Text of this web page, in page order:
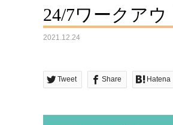
24/7ワークア
2021.12.24
Tweet Share Hatena